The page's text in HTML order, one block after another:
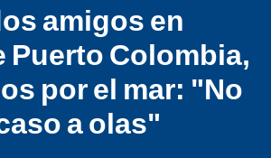
amigos en
Puerto Colombia,
por el mar: "No
a olas"